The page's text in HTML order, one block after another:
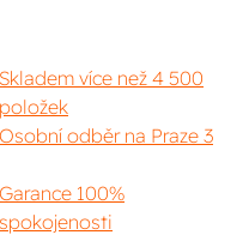
Skladem více než 4 500
položek
Osobní odběr na Praze 3
Garance 100%
spokojenosti